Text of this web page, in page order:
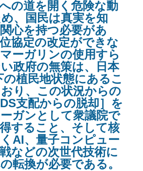
への道を開く危険な動
、国民は真実を知
心を持つ必要があ
協定の改定ができな
ーガリンの使用すら
政府の無策は、日本
の植民地状態にあるこ
り、この状況からの
支配からの脱却］を
ガンとして衆議院で
すること、そして核
AI、量子コンピュー
などの次世代技術に
転換が必要である。